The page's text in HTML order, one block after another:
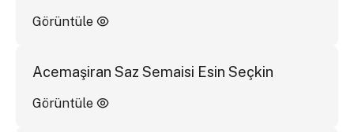
Görüntüle
Acemaşiran Saz Semaisi Esin Seçkin
Görüntüle